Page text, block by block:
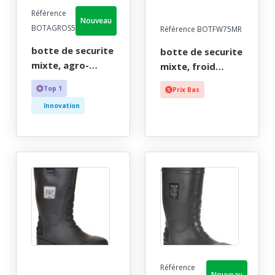
Référence
BOTAGROS5
Nouveau
botte de securite
mixte, agro-
alimentaire, blanc,
risques chimiques,
reach, etanche -
src + en 13832-2 +
reach - 36/48
Top 1
Innovation
Référence BOTFW75MR
botte de securite
mixte, froid
intemperies
marron fourree
cl - 36/49
Prix Bas
Référence